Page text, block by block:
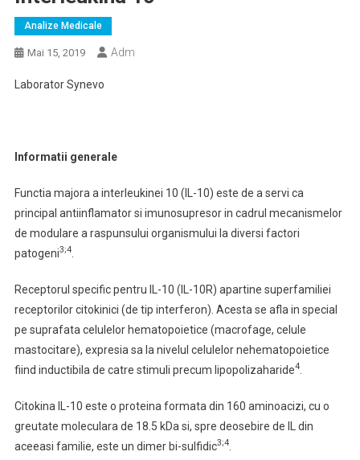
Analize Medicale
Mai 15, 2019 Adm
Laborator Synevo
Informatii generale
Functia majora a interleukinei 10 (IL-10) este de a servi ca
principal antiinflamator si imunosupresor in cadrul mecanismelor
de modulare a raspunsului organismului la diversi factori
patogeni3;4.
Receptorul specific pentru IL-10 (IL-10R) apartine superfamiliei
receptorilor citokinici (de tip interferon). Acesta se afla in special
pe suprafata celulelor hematopoietice (macrofage, celule
mastocitare), expresia sa la nivelul celulelor nehematopoietice
fiind inductibila de catre stimuli precum lipopolizaharide4.
Citokina IL-10 este o proteina formata din 160 aminoacizi, cu o
greutate moleculara de 18.5 kDa si, spre deosebire de IL din
aceeasi familie, este un dimer bi-sulfidic3;4.